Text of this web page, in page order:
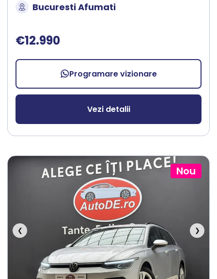
Bucuresti Afumati
€12.990
Programare vizionare
Vezi detalii
Nou
❮ ❯